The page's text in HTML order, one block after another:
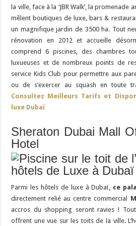
la ville, face à la ‘JBR Walk’, la
mêlent boutiques de luxe, bars &
un magnifique jardin de 3500 ha. Tout
rénovation en 2012 et accueille
comprend 6 piscines, des chambres
luxueuses et de nombreux points de
service Kids Club pour permettre aux
ou de s’exercer au squash en toute
Consultez Meilleurs Tarifs et
luxe Dubaï
Sheraton Dubai Mall
Hotel
Parmi les hôtels de luxe à Dubaï , ce
directement relié au centre commercial
accros du shopping seront ravies !
offrent une vue sur les toits de la ville.